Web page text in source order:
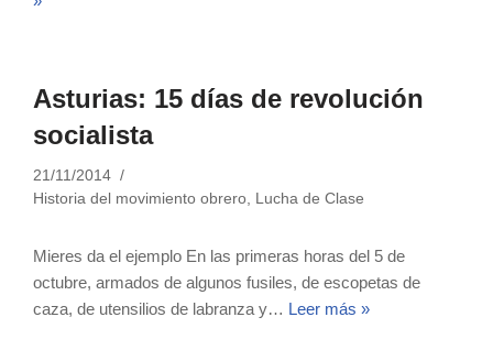
Asturias: 15 días de revolución
socialista
21/11/2014
Historia del movimiento obrero, Lucha de Clase
Mieres da el ejemplo En las primeras horas del 5 de
octubre, armados de algunos fusiles, de escopetas de
caza, de utensilios de labranza y… Leer más »